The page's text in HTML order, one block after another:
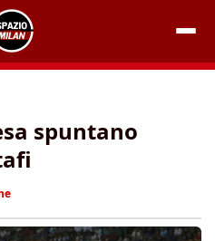
spuntano